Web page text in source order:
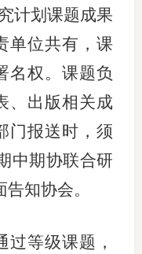
计划课题成果
单位共有，课
名权。课题负
、出版相关成
门报送时，须
中期协联合研
知协会。
过等级课题，